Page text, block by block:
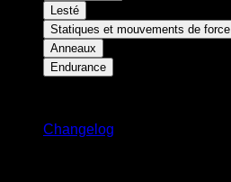
Lesté
Statiques et mouvements de force
Anneaux
Endurance
Changelog